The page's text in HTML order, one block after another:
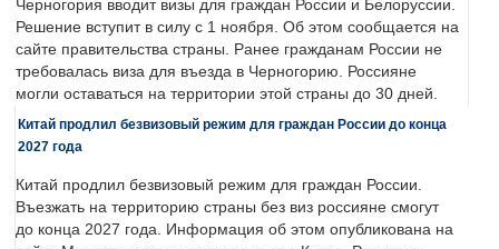
Черногория вводит визы для граждан России и Белоруссии.
Решение вступит в силу с 1 ноября. Об этом сообщается на
сайте правительства страны. Ранее гражданам России не
требовалась виза для въезда в Черногорию. Россияне
могли оставаться на территории этой страны до 30 дней.
Китай продлил безвизовый режим для граждан России до конца
2027 года
Китай продлил безвизовый режим для граждан России.
Въезжать на территорию страны без виз россияне смогут
до конца 2027 года. Информация об этом опубликована на